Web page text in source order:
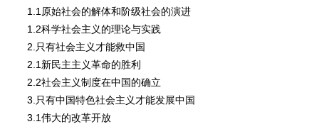
1.1原始社会的解体和阶级社会的演进
1.2科学社会主义的理论与实践
2.只有社会主义才能救中国
2.1新民主主义革命的胜利
2.2社会主义制度在中国的确立
3.只有中国特色社会主义才能发展中国
3.1伟大的改革开放